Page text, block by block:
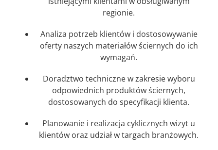
regionie.
Analiza potrzeb klientów i dostosowywanie
oferty naszych materiałów ściernych do ich
wymagań.
Doradztwo techniczne w zakresie wyboru
odpowiednich produktów ściernych,
dostosowanych do specyfikacji klienta.
Planowanie i realizacja cyklicznych wizyt u
klientów oraz udział w targach branżowych.